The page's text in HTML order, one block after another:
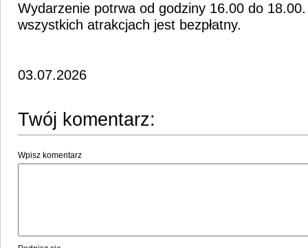
Wydarzenie potrwa od godziny 16.00 do 18.00.
wszystkich atrakcjach jest bezpłatny.
03.07.2026
Twój komentarz:
Wpisz komentarz